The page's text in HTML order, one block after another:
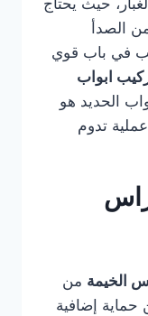
حيث يحتاج
الصدأ
في باب قوي
ابواب
الحديد هو
تدوم
الخيمة من
إضافية